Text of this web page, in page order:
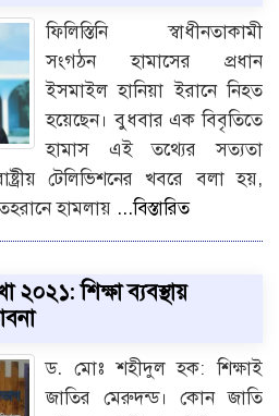
ফিলিস্তিনি স্বাধীনতাকামী
সংগঠন হামাসের প্রধান
ইসমাইল হানিয়া ইরানে নিহত
হয়েছেন। বুধবার এক বিবৃতিতে
হামাস এই তথ্যের সত্যতা
টেলিভিশনের খবরে বলা হয়,
হামলায় ...বিস্তারিত
২০২১: শিক্ষা ব্যবস্থায়
ড. মোঃ শহীদুল হক: শিক্ষাই
জাতির মেরুদন্ড। কোন জাতি